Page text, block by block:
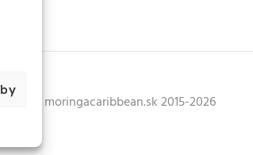
© moringacaribbean.sk 2015-2026